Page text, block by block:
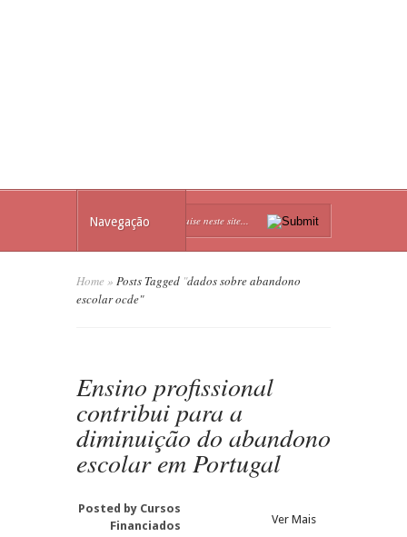
Navegação
Home » Posts Tagged "dados sobre abandono
escolar ocde"
Ensino profissional
contribui para a
diminuição do abandono
escolar em Portugal
Posted by Cursos
Financiados
Ver Mais